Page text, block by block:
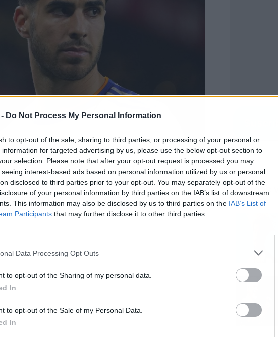
Do Not Process My Personal Information
to opt-out of the sale, sharing to third parties, or processing of your personal or
information for targeted advertising by us, please use the below opt-out section to
selection. Please note that after your opt-out request is processed you may
interest-based ads based on personal information utilized by us or personal
disclosed to third parties prior to your opt-out. You may separately opt-out of the
of your personal information by third parties on the IAB’s list of downstream
This information may also be disclosed by us to third parties on the IAB’s List of
Participants that may further disclose it to other third parties.
Data Processing Opt Outs
to opt-out of the Sharing of my personal data.
In
to opt-out of the Sale of my Personal Data.
In
manos del representante de origen portugués, Jorge
Los más